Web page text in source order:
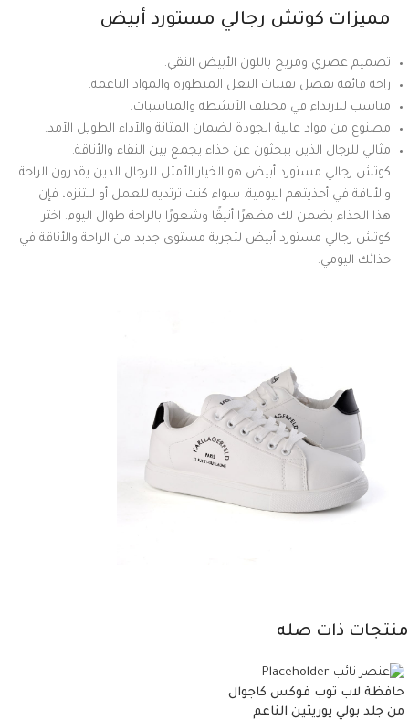
مميزات كوتش رجالي مستورد أبيض
تصميم عصري ومريح باللون الأبيض النقي.
راحة فائقة بفضل تقنيات النعل المتطورة والمواد الناعمة.
مناسب للارتداء في مختلف الأنشطة والمناسبات.
مصنوع من مواد عالية الجودة لضمان المتانة والأداء الطويل الأمد.
مثالي للرجال الذين يبحثون عن حذاء يجمع بين النقاء والأناقة.
كوتش رجالي مستورد أبيض هو الخيار الأمثل للرجال الذين يقدرون الراحة
والأناقة في أحذيتهم اليومية. سواء كنت ترتديه للعمل أو للتنزه، فإن
هذا الحذاء يضمن لك مظهرًا أنيقًا وشعورًا بالراحة طوال اليوم. اختر
كوتش رجالي مستورد أبيض لتجربة مستوى جديد من الراحة والأناقة في
حذائك اليومي.
منتجات ذات صله
حافظة لاب توب فوكس كاجوال
من جلد بولي يوريثين الناعم